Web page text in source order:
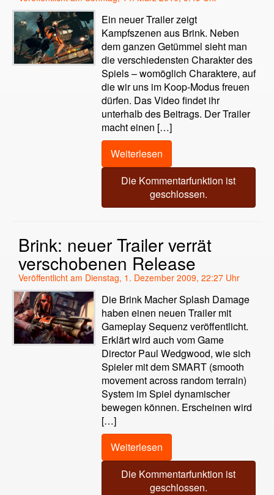
Ein neuer Trailer zeigt
Kampfszenen aus Brink. Neben
dem ganzen Getümmel sieht man
die verschiedensten Charakter des
Spiels – womöglich Charaktere, auf
die wir uns im Koop-Modus freuen
dürfen. Das Video findet ihr
unterhalb des Beitrags. Der Trailer
macht einen […]
Weiterlesen
Die Kommentarfunktion ist
geschlossen.
Brink: neuer Trailer verrät
verschobenen Release
Veröffentlicht am Dienstag, 1. Dezember 2009, 22:27 Uhr
Die Brink Macher Splash Damage
haben einen neuen Trailer mit
Gameplay Sequenz veröffentlicht.
Erklärt wird auch vom Game
Director Paul Wedgwood, wie sich
Spieler mit dem SMART (smooth
movement across random terrain)
System im Spiel dynamischer
bewegen können. Erscheinen wird
[…]
Weiterlesen
Die Kommentarfunktion ist
geschlossen.